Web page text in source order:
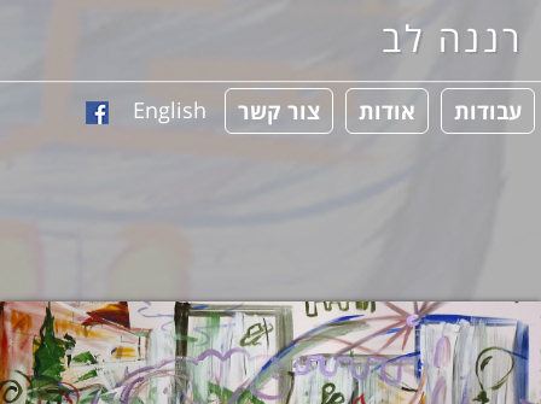
רננה לב
עבודות אודות צור קשר English